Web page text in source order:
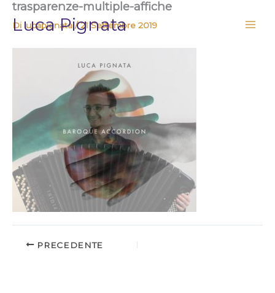
contenuto
Luca Pignata
trasparenze-multiple-affiche
Di lucapignata /21 Settembre 2019
PRECEDENTE